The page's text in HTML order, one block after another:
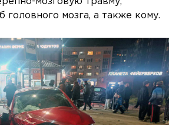
головного мозга, а также кому.